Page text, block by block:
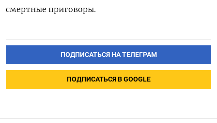
смертные приговоры.
ПОДПИСАТЬСЯ НА ТЕЛЕГРАМ
ПОДПИСАТЬСЯ В GOOGLE